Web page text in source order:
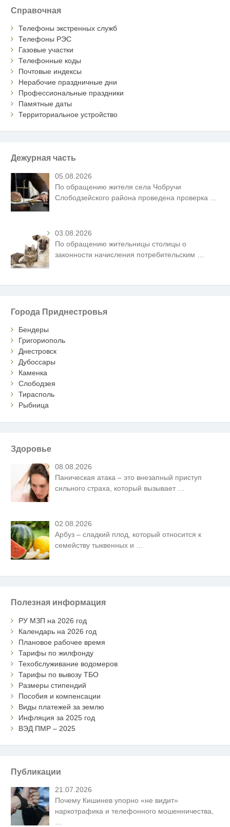
Справочная
Телефоны экстренных служб
Телефоны РЭС
Газовые участки
Телефонные коды
Почтовые индексы
Нерабочие праздничные дни
Профессиональные праздники
Памятные даты
Территориальное устройство
Дежурная часть
05.08.2026
По обращению жителя села Чобручи
Слободзейского района проведена проверка
03.08.2026
По обращению жительницы столицы о
законности начисления потребительским
Города Приднестровья
Бендеры
Григориополь
Днестровск
Дубоссары
Каменка
Слободзея
Тирасполь
Рыбница
Здоровье
08.08.2026
Паническая атака – это внезапный приступ
сильного страха, который вызывает
02.08.2026
Арбуз – сладкий плод, который относится к
семейству тыквенных и …
Полезная информация
РУ МЗП на 2026 год
Календарь на 2026 год
Плановое рабочее время
Тарифы по жилфонду
Техобслуживание водомеров
Тарифы по вывозу ТБО
Размеры стипендий
Пособия и компенсации
Виды платежей за землю
Инфляция за 2025 год
ВЭД ПМР – 2025
Публикации
21.07.2026
Почему Кишинев упорно «не видит»
наркотрафика и телефонного мошенничества,
…